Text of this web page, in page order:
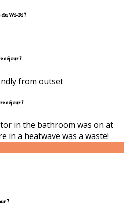
du Wi-Fi ?
séjour ?
from outset
séjour ?
in the bathroom was on at
in a heatwave was a waste!
?